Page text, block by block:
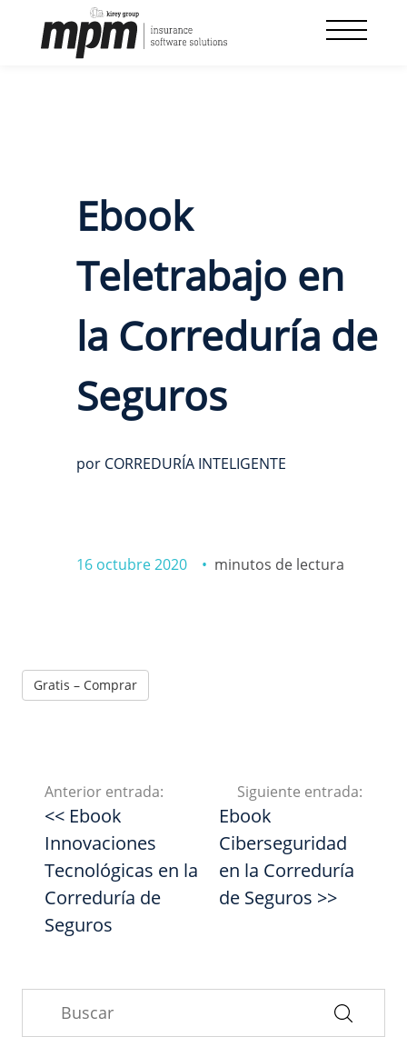
Ebook
Teletrabajo en
la Correduría de
Seguros
por CORREDURÍA INTELIGENTE
16 octubre 2020 • minutos de lectura
Gratis – Comprar
Anterior entrada:
<< Ebook
Innovaciones
Tecnológicas en la
Correduría de
Seguros
Siguiente entrada:
Ebook
Ciberseguridad
en la Correduría
de Seguros >>